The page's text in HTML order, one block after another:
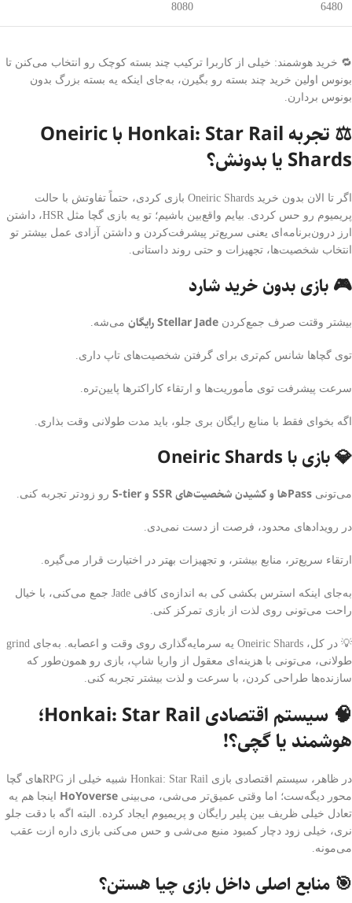
6480
8080
🔁 خرید هوشمند: خیلی از کاربرا ترکیب چند بسته کوچک رو انتخاب می‌کنن تا
بونوس اولین خرید چند بسته رو بگیرن، به‌جای اینکه یه بسته بزرگ بدون
بونوس بردارن.
⚖️ تجربه Honkai: Star Rail با Oneiric
Shards یا بدونش؟
اگر تا الان بدون خرید Oneiric Shards بازی کردی، حتماً تفاوتش با حالت
پریمیوم رو حس کردی. بیایم واقع‌بین باشیم؛ تو یه بازی گچا مثل HSR، داشتن
ارز درون‌برنامه‌ای یعنی سریع‌تر پیشرفت‌کردن و داشتن آزادی عمل بیشتر تو
انتخاب شخصیت‌ها، تجهیزات و حتی روند داستانی.
🎮 بازی بدون خرید شارد
بیشتر وقتت صرف جمع‌کردن Stellar Jade رایگان می‌شه.
توی گچاها شانس کم‌تری برای گرفتن شخصیت‌های تاپ داری.
سرعت پیشرفت توی مأموریت‌ها و ارتقاء کاراکترها پایین‌تره.
اگه بخوای فقط با منابع رایگان بری جلو، باید مدت طولانی وقت بذاری.
💎 بازی با Oneiric Shards
می‌تونی Passها و کشیدن شخصیت‌های SSR و S-tier رو زودتر تجربه کنی.
در رویدادهای محدود، فرصت از دست نمی‌دی.
ارتقاء سریع‌تر، منابع بیشتر، و تجهیزات بهتر در اختیارت قرار می‌گیره.
به‌جای اینکه استرس بکشی کی به اندازه‌ی کافی Jade جمع می‌کنی، با خیال
راحت می‌تونی روی لذت از بازی تمرکز کنی.
💡 در کل، Oneiric Shards یه سرمایه‌گذاری روی وقت و اعصابه. به‌جای grind
طولانی، می‌تونی با هزینه‌ای معقول از واریا شاپ، بازی رو همون‌طور که
سازنده‌ها طراحی کردن، با سرعت و لذت بیشتر تجربه کنی.
🧠 سیستم اقتصادی Honkai: Star Rail؛
هوشمند یا گچی؟!
در ظاهر، سیستم اقتصادی بازی Honkai: Star Rail شبیه خیلی از RPGهای گچا
محور دیگه‌ست؛ اما وقتی عمیق‌تر می‌شی، می‌بینی HoYoverse اینجا هم یه
تعادل خیلی ظریف بین پلیر رایگان و پریمیوم ایجاد کرده. البته اگه با دقت جلو
نری، خیلی زود دچار کمبود منبع می‌شی و حس می‌کنی بازی داره ازت عقب
می‌مونه.
🎯 منابع اصلی داخل بازی چیا هستن؟